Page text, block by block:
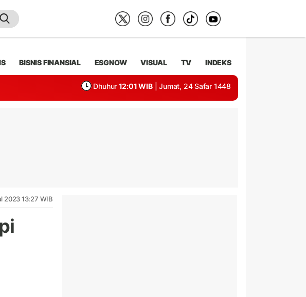
BISNIS FINANSIAL ESGNOW VISUAL TV INDEKS
Dhuhur 12:01 WIB | Jumat, 24 Safar 1448
2023 13:27 WIB